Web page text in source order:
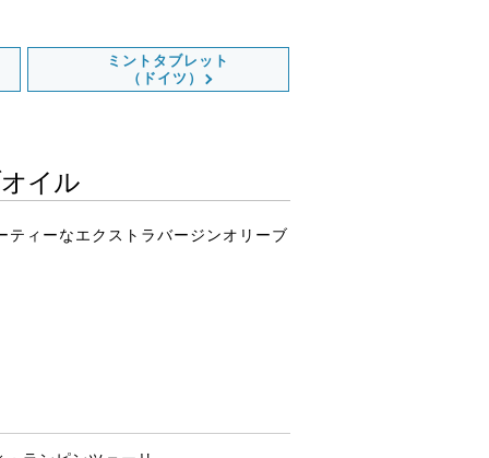
ミントタブレット
（ドイツ）
イル
ィーなエクストラバージンオリーブ